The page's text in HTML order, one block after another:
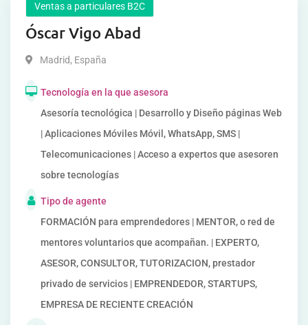
Ventas a particulares B2C
Óscar Vigo Abad
Madrid, España
Tecnología en la que asesora
Asesoría tecnológica | Desarrollo y Diseño páginas Web
| Aplicaciones Móviles Móvil, WhatsApp, SMS |
Telecomunicaciones | Acceso a expertos que asesoren
sobre tecnologías
Tipo de agente
FORMACIÓN para emprendedores | MENTOR, o red de
mentores voluntarios que acompañan. | EXPERTO,
ASESOR, CONSULTOR, TUTORIZACION, prestador
privado de servicios | EMPRENDEDOR, STARTUPS,
EMPRESA DE RECIENTE CREACIÓN